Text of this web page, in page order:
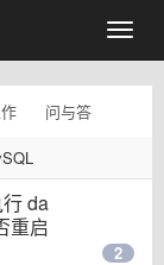
问与答
da
重启
2